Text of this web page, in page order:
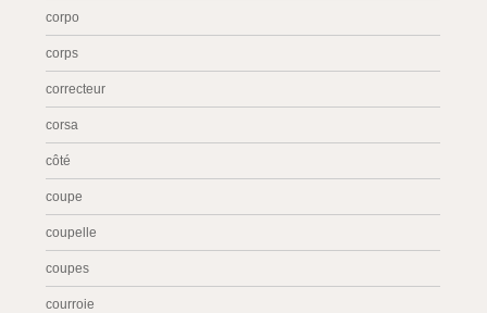
corpo
corps
correcteur
corsa
côté
coupe
coupelle
coupes
courroie